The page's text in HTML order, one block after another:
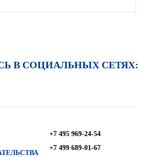
В СОЦИАЛЬНЫХ СЕТЯХ:
+7 495 969-24-54
+7 499 689-01-67